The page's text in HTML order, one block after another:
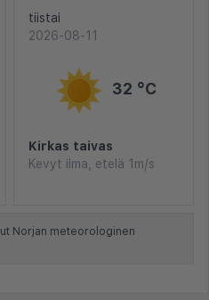
tiistai
2026-08-11
32 °C
Kirkas taivas
Kevyt ilma, etelä 1m/s
Norjan meteorologinen